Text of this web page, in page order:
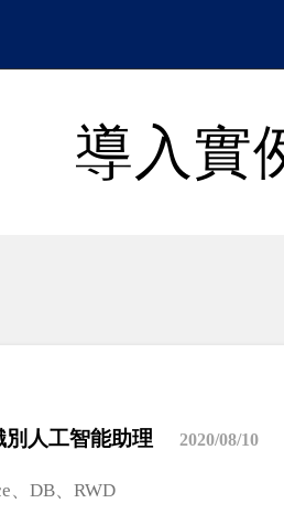
導入實
別人工智能助理 2020/08/10
、DB、RWD